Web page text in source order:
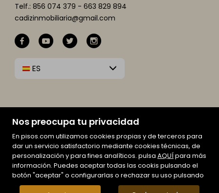
Nos preocupa tu privacidad
En pisos.com utilizamos cookies propias y de terceros para
dar un servicio satisfactorio mediante cookies técnicas, de
personalización y para fines analíticos. pulsa AQUÍpara más
información. Puedes aceptar todas las cookis pulsando el
botón "aceptar" o configurarlas o rechazar su uso pulsando
Telf.: 856 074 379 - 663 829 894
cadizinmobiliaria@gmail.com
ES
Mapa Web
Aviso legal